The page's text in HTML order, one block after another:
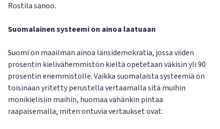
Rostila sanoo.
Suomalainen systeemi on ainoa laatuaan
Suomi on maailman ainoa länsidemokratia, jossa viiden
prosentin kielivähemmistön kieltä opetetaan väkisin yli 90
prosentin enemmistölle. Vaikka suomalaista systeemiä on
toisinaan yritetty perustella vertaamalla sitä muihin
monikielisiin maihin, huomaa vähänkin pintaa
raapaisemalla, miten ontuvia vertaukset ovat.